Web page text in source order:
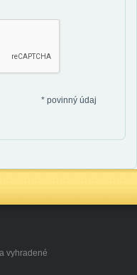
* povinný údaj
vyhradené